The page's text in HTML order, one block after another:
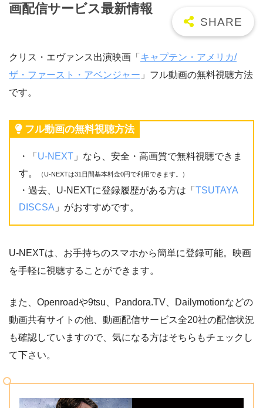
画配信サービス最新情報
クリス・エヴァンス出演映画「 キャプテン・アメリカ/
ザ・ファースト・アベンジャー 」フル動画の無料視聴方法
です。
フル動画の無料視聴方法
・「 U-NEXT 」なら、安全・高画質で無料視聴できま
す。
（U-NEXTは31日間基本料金0円で利用できます。）
・過去、U-NEXTに登録履歴がある方は「 TSUTAYA
DISCSA 」がおすすめです。
U-NEXTは、お手持ちのスマホから簡単に登録可能。映画
を手軽に視聴することができます。
また、Openroadや9tsu、Pandora.TV、Dailymotionなどの
動画共有サイトの他、動画配信サービス全20社の配信状況
も確認していますので、気になる方はそちらもチェックし
て下さい。